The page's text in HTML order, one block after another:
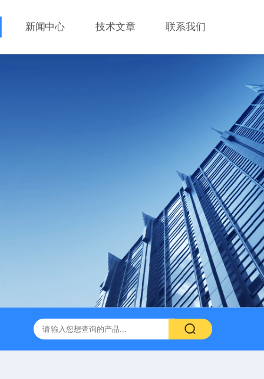
新闻中心 技术文章 联系我们